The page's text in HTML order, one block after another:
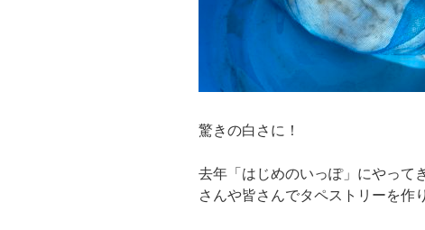
驚きの白さに！
去年「はじめのいっぽ」にやって
さんや皆さんでタペストリーを作